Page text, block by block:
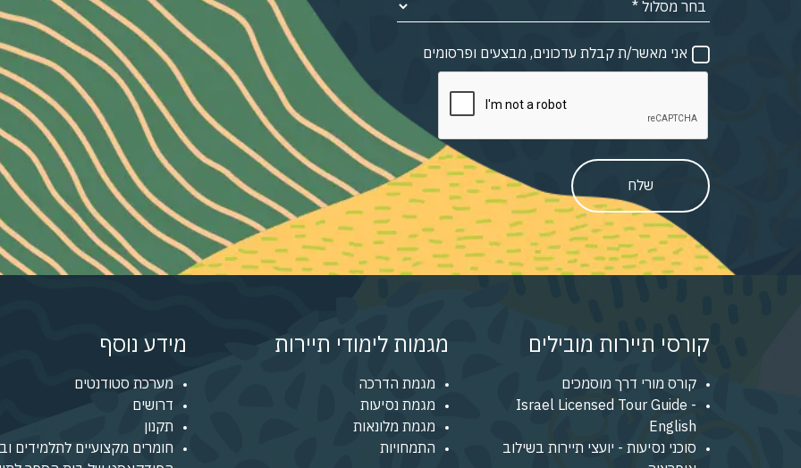
אני מאשר/ת קבלת עדכונים, מבצעים ופרסומים
שלח
קורסי תיירות מובילים
קורס מורי דרך מוסמכים
Israel Licensed Tour Guide -
English
סוכני נסיעות - יועצי תיירות בשילוב
מגמות לימודי תיירות
מגמת הדרכה
מגמת נסיעות
מגמת מלונאות
התמחויות
מידע נוסף
מערכת סטודנטים
דרושים
תקנון
חומרים מקצועיים לתלמידים